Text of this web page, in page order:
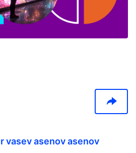
vasev asenov asenov